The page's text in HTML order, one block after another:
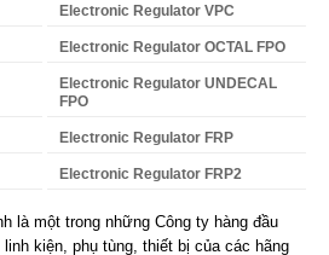
Electronic Regulator VPC
Electronic Regulator OCTAL FPO
Electronic Regulator UNDECAL
FPO
Electronic Regulator FRP
Electronic Regulator FRP2
là một trong những Công ty hàng đầu
kiện, phụ tùng, thiết bị của các hãng